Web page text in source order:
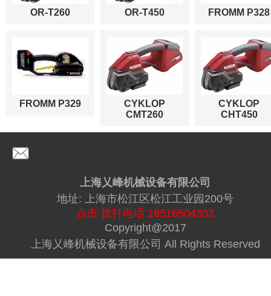
OR-T260 OR-T450 FROMM P328
FROMM P329
CYKLOP
CMT260
CYKLOP
CHT450
上海乂峰机械设备有限公司
地址: 上海市松江区松江工业园200号
点击 拨打电话 18516504302
Copyright@2017
上海乂峰机械设备有限公司 All Rights Reserved